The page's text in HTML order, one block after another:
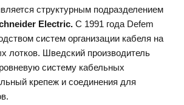
структурным подразделением
Electric. С 1991 года Defem
систем организации кабеля на
лотков. Шведский производитель
систему кабельных
крепеж и соединения для